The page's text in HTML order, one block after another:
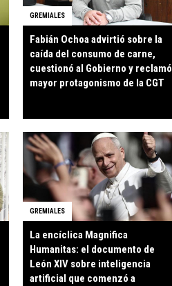
GREMIALES
Fabián Ochoa advirtió sobre la
caída del consumo de carne,
cuestionó al Gobierno y reclamó
mayor protagonismo de la CGT
GREMIALES
La encíclica Magnifica
Humanitas: el documento de
León XIV sobre inteligencia
artificial que comenzó a